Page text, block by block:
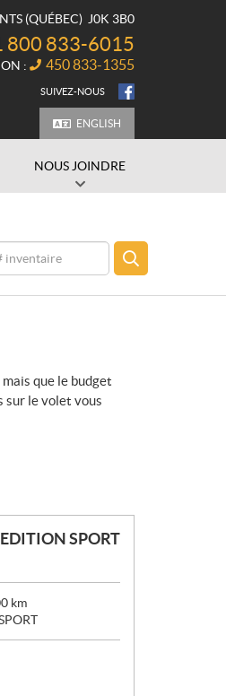
(QUÉBEC) J0K 3B0
800 833-6015
: 450 833-1355
SUIVEZ-NOUS
ENGLISH
NOUS JOINDRE
CHERCHER
que le budget
sur le volet vous
SPORT
km